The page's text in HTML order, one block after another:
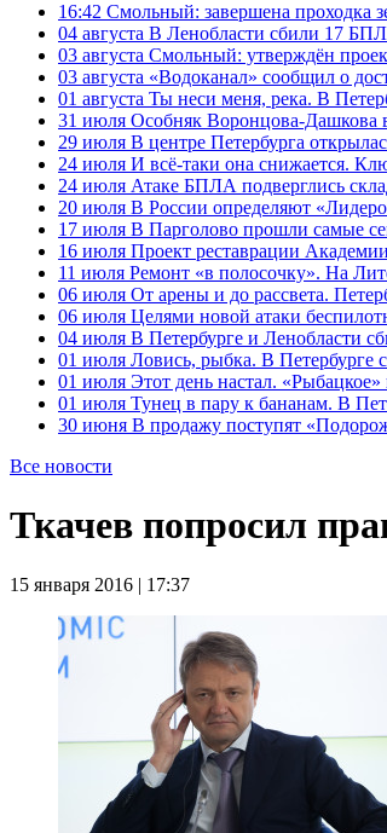
16:42 Смольный: завершена проходка
04 августа В Ленобласти сбили 17
03 августа Смольный: утверждён
03 августа «Водоканал» сообщил о
01 августа Ты неси меня, река. В
31 июля Особняк Воронцова-Дашкова
29 июля В центре Петербурга
24 июля И всё-таки она снижается.
24 июля Атаке БПЛА подверглись
20 июля В России определяют
17 июля В Парголово прошли самые
16 июля Проект реставрации
11 июля Ремонт «в полосочку». На
06 июля От арены и до рассвета.
06 июля Целями новой атаки
04 июля В Петербурге и Ленобласти
01 июля Ловись, рыбка. В Петербурге
01 июля Этот день настал.
01 июля Тунец в пару к бананам. В
30 июня В продажу поступят
Все новости
Ткачев попросил
15 января 2016 | 17:37